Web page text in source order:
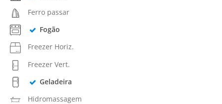
Ferro passar
Fogão
Freezer Horiz.
Freezer Vert.
Geladeira
Hidromassagem